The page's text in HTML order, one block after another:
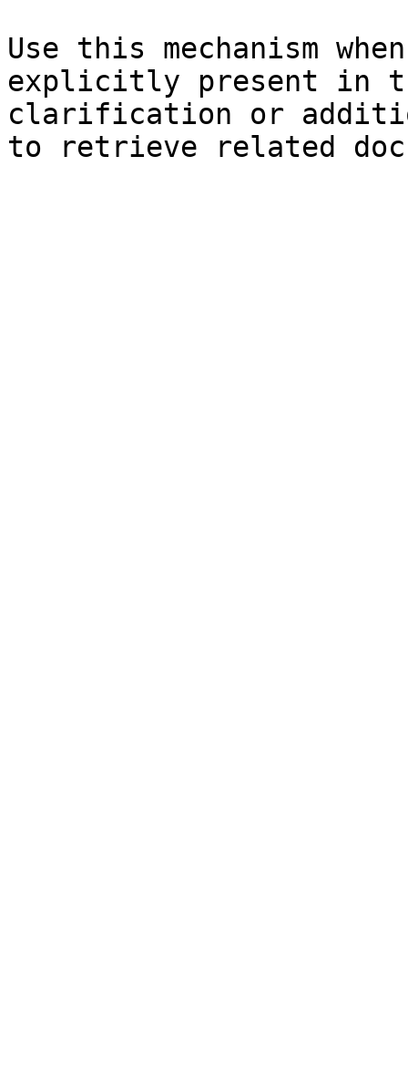
Use this mechanism
explicitly present in
clarification or